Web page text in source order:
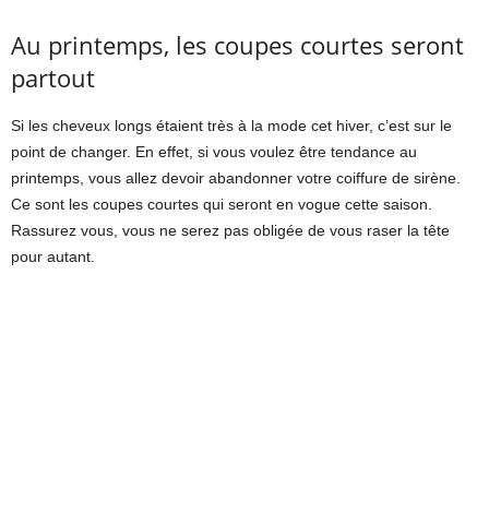
Au printemps, les coupes courtes seront
partout
Si les cheveux longs étaient très à la mode cet hiver, c’est sur le
point de changer. En effet, si vous voulez être tendance au
printemps, vous allez devoir abandonner votre coiffure de sirène.
Ce sont les coupes courtes qui seront en vogue cette saison.
Rassurez vous, vous ne serez pas obligée de vous raser la tête
pour autant.